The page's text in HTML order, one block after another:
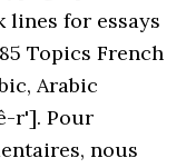
lines for essays
Topics French
Arabic
r']. Pour
nous